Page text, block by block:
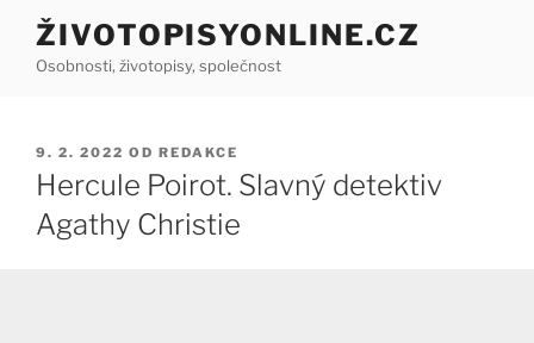
Přejít
obsahu
ŽIVOTOPISYONLINE.CZ
Osobnosti, životopisy, společnost
PUBLIKOVÁNO
9. 2. 2022 OD REDAKCE
Hercule Poirot. Slavný detektiv
Agathy Christie